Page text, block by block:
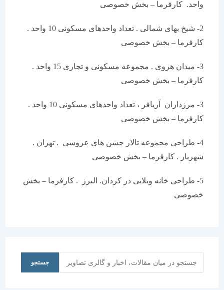
واحد. کارفرما – بخش خصوصی
2- شیخ بهای شمالی . تعداد واحدهای مسکونی 10 واحد .
کارفرما – بخش خصوصی
3- میدان هروی . مجموعه مسکونی و تجاری 15 واحد .
کارفرما – بخش خصوصی
3- مرزداران آریافر ، تعداد واحدهای مسکونی 10 واحد .
کارفرما – بخش خصوصی
4- طراحی مجموعه تالار جشن های عروسی . تهران .
شهریار . کارفرما – بخش خصوصی
5- طراحی خانه ویلایی در کردان. البرز . کارفرما – بخش
خصوصی
جستجو